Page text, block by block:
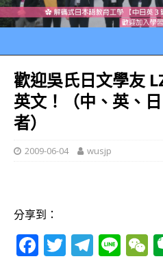
歡迎吳氏日文學友
英文！（中、英、
者）
2009-06-04 wusjp
分享到：
F T T Li